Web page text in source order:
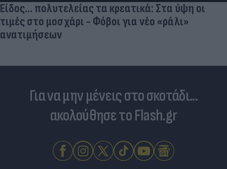
Είδος... πολυτελείας τα κρεατικά: Στα ύψη οι
τιμές στο μοσχάρι - Φόβοι για νέο «ράλι»
ανατιμήσεων
Για να μην μένεις στο σκοτάδι...
ακολούθησε το Flash.gr